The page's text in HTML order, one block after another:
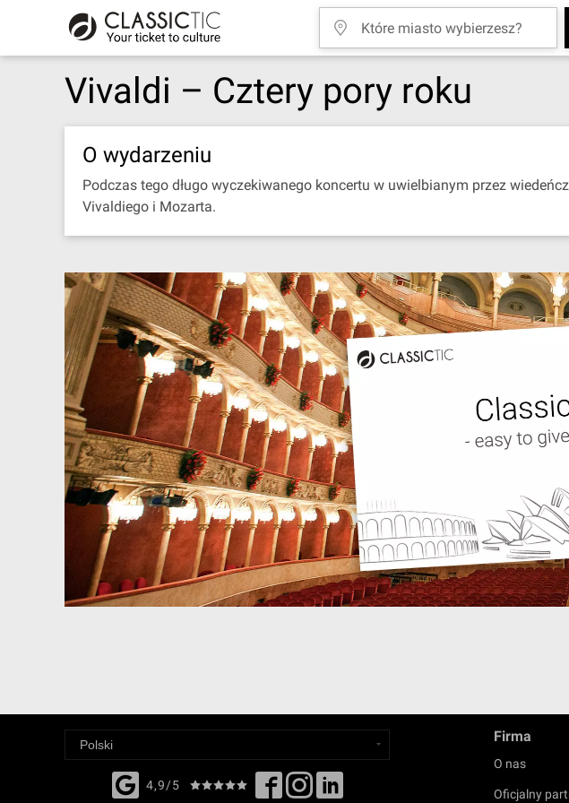
Vivaldi – Cztery pory roku
O wydarzeniu
Podczas tego długo wyczekiwanego koncertu w uwielbianym przez
Vivaldiego i Mozarta.
4,9/5
Firma
O nas
Oficjalny